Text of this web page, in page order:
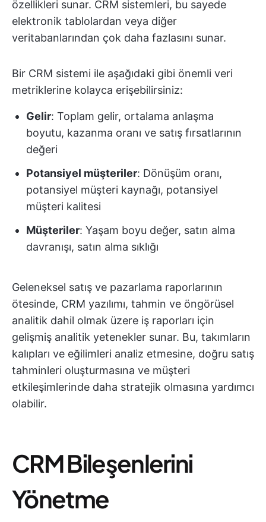
özellikleri sunar. CRM sistemleri, bu sayede
elektronik tablolardan veya diğer
veritabanlarından çok daha fazlasını sunar.
Bir CRM sistemi ile aşağıdaki gibi önemli veri
metriklerine kolayca erişebilirsiniz:
Gelir: Toplam gelir, ortalama anlaşma
boyutu, kazanma oranı ve satış fırsatlarının
değeri
Potansiyel müşteriler: Dönüşüm oranı,
potansiyel müşteri kaynağı, potansiyel
müşteri kalitesi
Müşteriler: Yaşam boyu değer, satın alma
davranışı, satın alma sıklığı
Geleneksel satış ve pazarlama raporlarının
ötesinde, CRM yazılımı, tahmin ve öngörüsel
analitik dahil olmak üzere iş raporları için
gelişmiş analitik yetenekler sunar. Bu, takımların
kalıpları ve eğilimleri analiz etmesine, doğru satış
tahminleri oluşturmasına ve müşteri
etkileşimlerinde daha stratejik olmasına yardımcı
olabilir.
CRM Bileşenlerini
Yönetme